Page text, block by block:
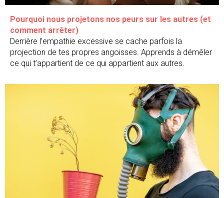
Pourquoi nous projetons nos peurs sur les autres (et
comment arrêter)
Derrière l’empathie excessive se cache parfois la
projection de tes propres angoisses. Apprends à démêler
ce qui t’appartient de ce qui appartient aux autres.